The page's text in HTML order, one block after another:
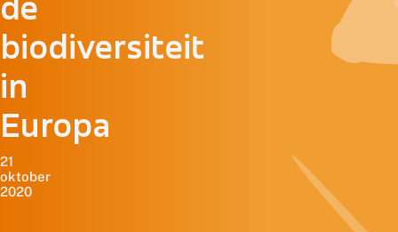
biodiversiteit
in
Europa
21
oktober
2020